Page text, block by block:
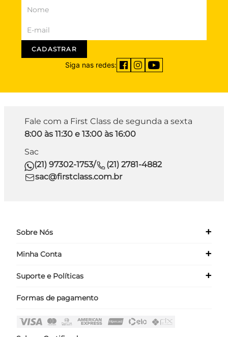
CADASTRAR
Siga nas redes:
Fale com a First Class de segunda a sexta
8:00 às 11:30 e 13:00 às 16:00
Sac
(21) 97302-1753/
(21) 2781-4882
sac@firstclass.com.br
Sobre Nós +
Quem Somos
Minha Conta +
Meus Dados
Suporte e Políticas +
Políticas
Fale Conosco
Formas de pagamento